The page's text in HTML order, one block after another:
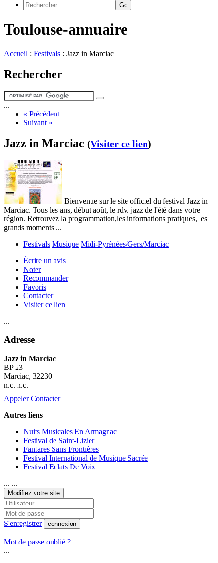
Go
Toulouse-annuaire
Accueil : Festivals : Jazz in Marciac
Rechercher
...
« Précédent
Suivant »
Jazz in Marciac (Visiter ce lien)
Bienvenue sur le site officiel du festival Jazz in
Marciac. Tous les ans, début août, le rdv. jazz de l'été dans votre
région. Retrouvez la programmation,les informations pratiques, les
grands moments ...
Festivals Musique Midi-Pyrénées/Gers/Marciac
Écrire un avis
Noter
Recommander
Favoris
Contacter
Visiter ce lien
...
Adresse
Jazz in Marciac
BP 23
Marciac, 32230
n.c. n.c.
Appeler Contacter
Autres liens
Nuits Musicales En Armagnac
Festival de Saint-Lizier
Fanfares Sans Frontières
Festival International de Musique Sacrée
Festival Eclats De Voix
... ...
Modifiez votre site
S'enregistrer connexion
Mot de passe oublié ?
...